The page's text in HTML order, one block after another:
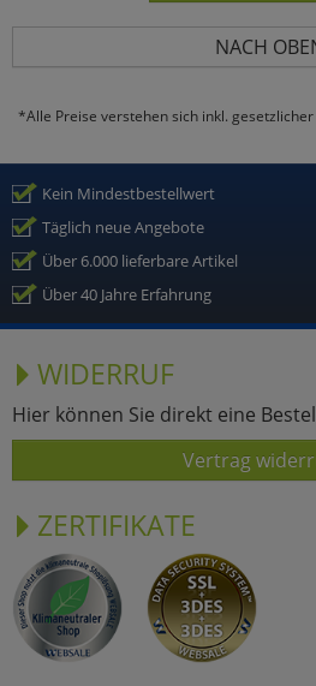
NACH
*Alle Preise verstehen sich inkl. gesetzlicher
Kein Mindestbestellwert
Täglich neue Angebote
Über 6.000 lieferbare Artikel
Über 40 Jahre Erfahrung
WIDERRUF
Hier können Sie direkt eine
Vertrag
ZERTIFIKATE